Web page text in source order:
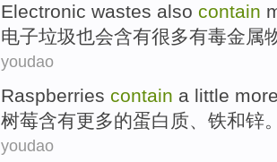
Electronic wastes also contain
电子垃圾也会含有很多有毒金属
youdao
Raspberries contain a little
树莓含有更多的蛋白质、 铁和锌
youdao